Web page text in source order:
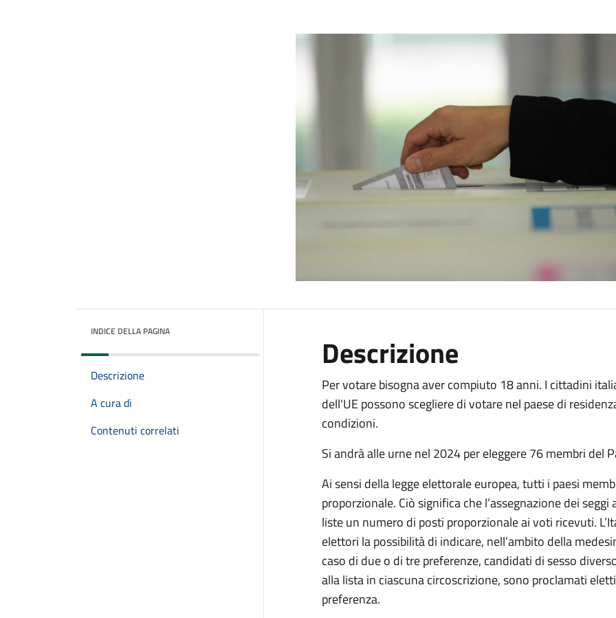
INDICE DELLA PAGINA
Descrizione
A cura di
Contenuti correlati
Descrizione
Per votare bisogna aver compiuto 18 anni. I cittadini
dell'UE possono scegliere di votare nel paese di
condizioni.
Si andrà alle urne nel 2024 per eleggere 76 membri del
Ai sensi della legge elettorale europea, tutti i paesi
proporzionale. Ciò significa che l’assegnazione dei
liste un numero di posti proporzionale ai voti ricevuti.
elettori la possibilità di indicare, nell’ambito della
caso di due o di tre preferenze, candidati di sesso
alla lista in ciascuna circoscrizione, sono proclamati
preferenza.